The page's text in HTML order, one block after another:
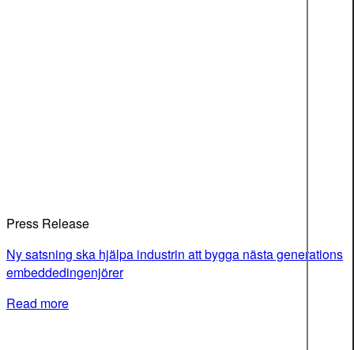
Press Release
Ny satsning ska hjälpa industrin att bygga nästa generations
embeddedingenjörer
Read more